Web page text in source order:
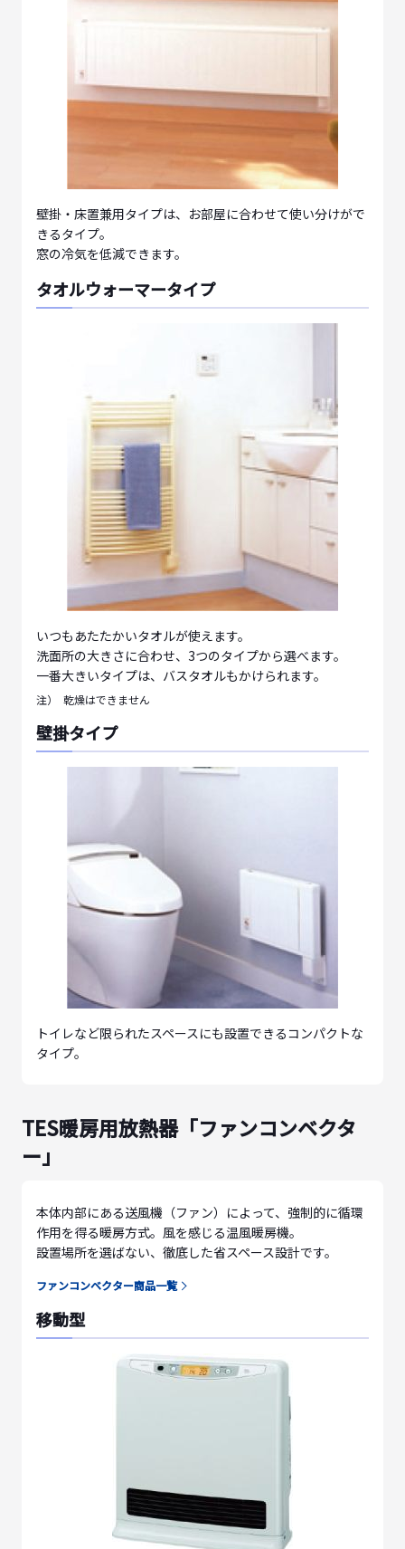
壁掛・床置兼用タイプは、お部屋に合わせて使い分けがで
きるタイプ。
窓の冷気を低減できます。
タオルウォーマータイプ
いつもあたたかいタオルが使えます。
洗面所の大きさに合わせ、3つのタイプから選べます。
一番大きいタイプは、バスタオルもかけられます。
注） 乾燥はできません
壁掛タイプ
トイレなど限られたスペースにも設置できるコンパクトな
タイプ。
TES暖房用放熱器「ファンコンベクタ
ー」
本体内部にある送風機（ファン）によって、強制的に循環
作用を得る暖房方式。風を感じる温風暖房機。
設置場所を選ばない、徹底した省スペース設計です。
ファンコンベクター商品一覧
移動型